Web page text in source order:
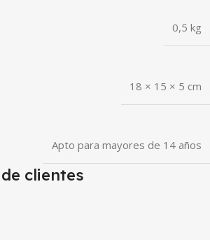
0,5 kg
18 × 15 × 5 cm
Apto para mayores de 14 años
clientes